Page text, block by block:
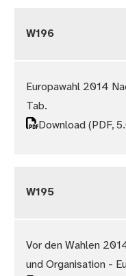
W196
Europawahl 2014
Tab.
Download(PDF,
W195
Vor den Wahlen
und Organisation -